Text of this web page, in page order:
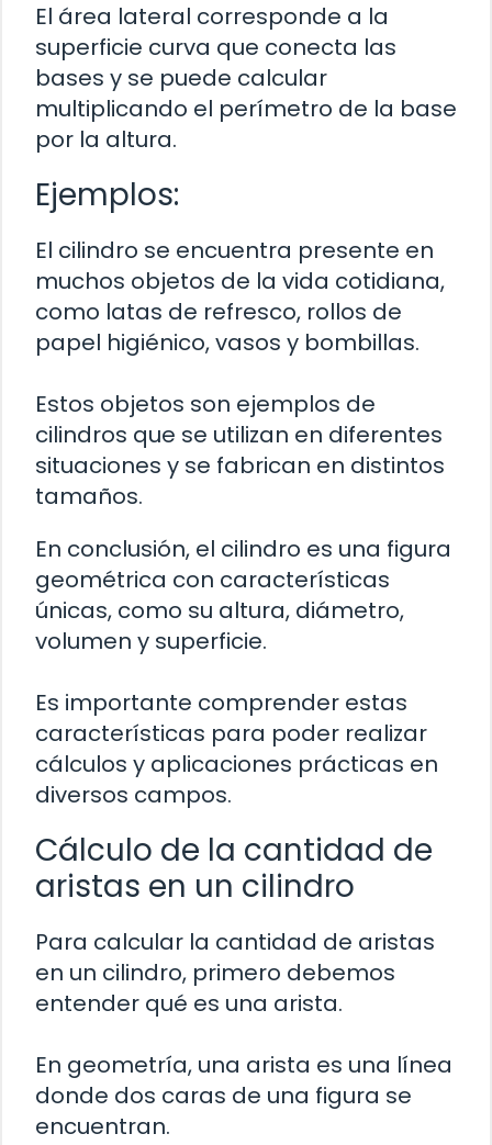
El área lateral corresponde a la
superficie curva que conecta las
bases y se puede calcular
multiplicando el perímetro de la base
por la altura.
Ejemplos:
El cilindro se encuentra presente en
muchos objetos de la vida cotidiana,
como latas de refresco, rollos de
papel higiénico, vasos y bombillas.
Estos objetos son ejemplos de
cilindros que se utilizan en diferentes
situaciones y se fabrican en distintos
tamaños.
En conclusión, el cilindro es una figura
geométrica con características
únicas, como su altura, diámetro,
volumen y superficie.
Es importante comprender estas
características para poder realizar
cálculos y aplicaciones prácticas en
diversos campos.
Cálculo de la cantidad de
aristas en un cilindro
Para calcular la cantidad de aristas
en un cilindro, primero debemos
entender qué es una arista.
En geometría, una arista es una línea
donde dos caras de una figura se
encuentran.